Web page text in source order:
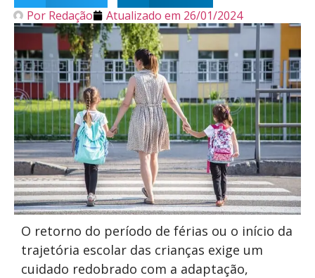
Por Redação Atualizado em 26/01/2024
O retorno do período de férias ou o início da
trajetória escolar das crianças exige um
cuidado redobrado com a adaptação,